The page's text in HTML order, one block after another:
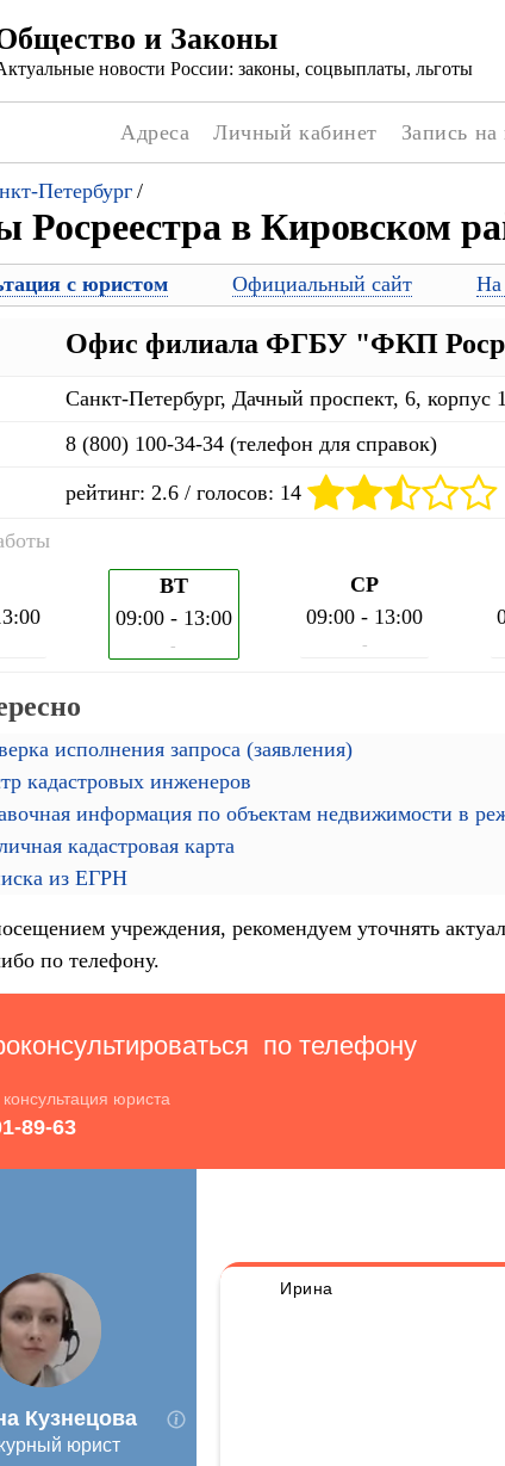
и Законы
новости России: законы, соцвыплаты, льготы
Адреса Личный кабинет Запись
Петербург /
Росреестра в Кировском
с юристом Официальный сайт На
Офис филиала ФГБУ "ФКП
Санкт-Петербург, Дачный проспект, 6, корпус 1
8 (800) 100-34-34 (телефон для справок)
рейтинг: 2.6 / голосов: 14
ВТ
09:00 - 13:00
-
СР
09:00 - 13:00
-
исполнения запроса (заявления)
кадастровых инженеров
информация по объектам недвижимости в
кадастровая карта
из ЕГРН
учреждения, рекомендуем уточнять
по телефону.